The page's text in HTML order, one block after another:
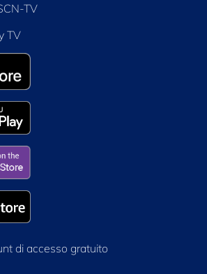
TV
TV
di accesso gratuito